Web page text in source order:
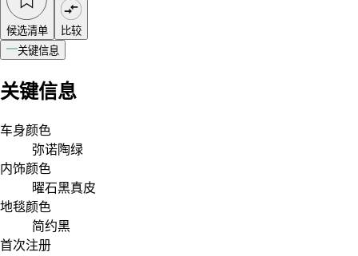
候选清单
比较
关键信息
关键信息
车身颜色
弥诺陶绿
内饰颜色
曜石黑真皮
地毯颜色
简约黑
首次注册